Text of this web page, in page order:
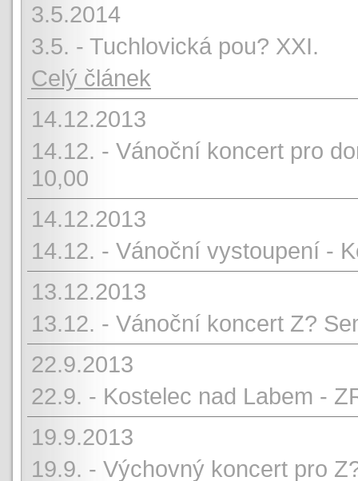
3.5.2014
3.5. - Tuchlovická pou? XXI.
Celý článek
14.12.2013
14.12. - Vánoční koncert pro
10,00
14.12.2013
14.12. - Vánoční vystoupení -
13.12.2013
13.12. - Vánoční koncert Z?
22.9.2013
22.9. - Kostelec nad Labem -
19.9.2013
19.9. - Výchovný koncert pro